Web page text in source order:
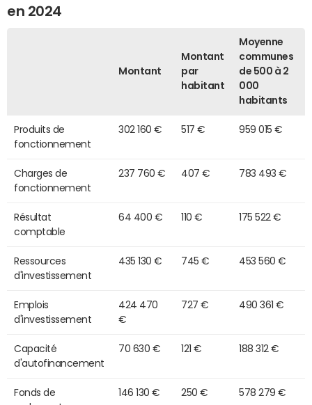
en 2024
Montant
Montant
par
habitant
Moyenne
communes
de 500 à 2
000
habitants
Produits de
fonctionnement
302 160 € 517 € 959 015 €
Charges de
fonctionnement
237 760 € 407 € 783 493 €
Résultat
comptable
64 400 € 110 € 175 522 €
Ressources
d'investissement
435 130 € 745 € 453 560 €
Emplois
d'investissement
424 470
€
727 € 490 361 €
Capacité
d'autofinancement
70 630 € 121 € 188 312 €
Fonds de
146 130 € 250 € 578 279 €